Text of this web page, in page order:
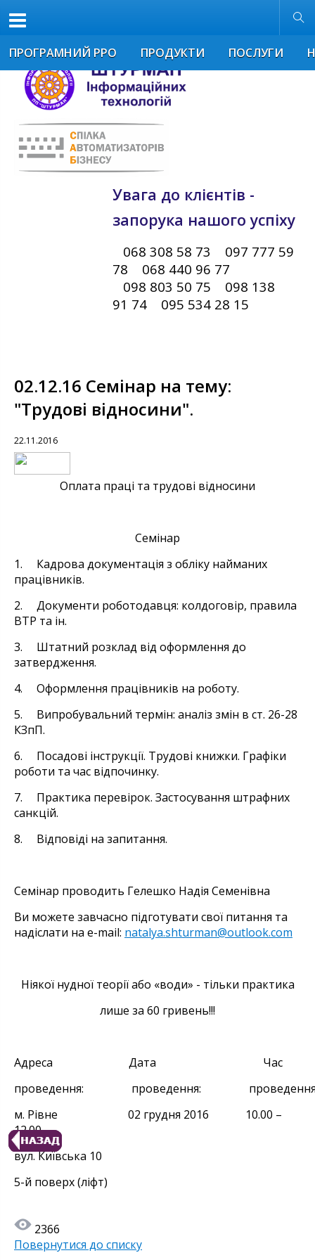
Розмір шрифта Звичайна версія
Увага до клієнтів -
запорука нашого успіху
068 308 58 73 097 777 59
78 068 440 96 77
098 803 50 75 098 138
91 74 095 534 28 15
ПРОГРАМНИЙ РРО ПРОДУКТИ ПОСЛУГИ
02.12.16 Семінар на тему:
"Трудові відносини".
22.11.2016
Оплата праці та трудові відносини
Семінар
1. Кадрова документація з обліку найманих
працівників.
2. Документи роботодавця: колдоговір, правила
ВТР та ін.
3. Штатний розклад від оформлення до
затвердження.
4. Оформлення працівників на роботу.
5. Випробувальний термін: аналіз змін в ст. 26-28
КЗпП.
6. Посадові інструкції. Трудові книжки. Графіки
роботи та час відпочинку.
7. Практика перевірок. Застосування штрафних
санкцій.
8. Відповіді на запитання.
Семінар проводить Гелешко Надія Семенівна
Ви можете завчасно підготувати свої питання та
надіслати на e-mail: natalya.shturman@outlook.com
Ніякої нудної теорії або «води» - тільки практика
лише за 60 гривень!!!
Адреса Дата Час
проведення: проведення:
м. Рівне 02 грудня 2016 10.00 –
12.00
вул. Київська 10
5-й поверх (ліфт)
2366
Повернутися до списку